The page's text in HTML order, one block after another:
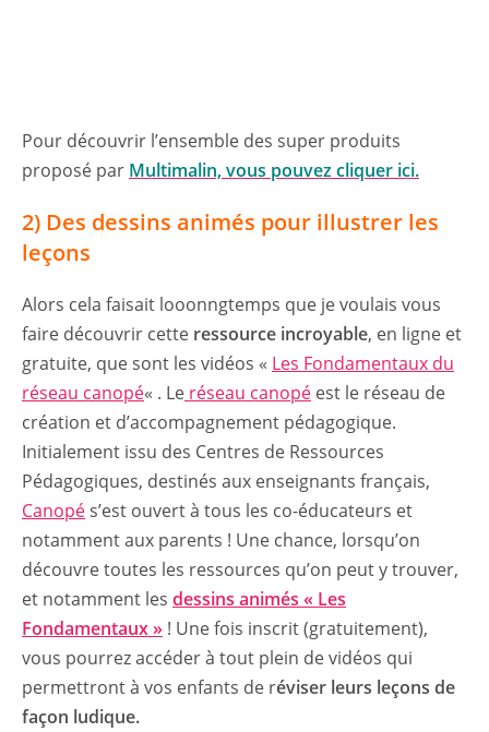
Pour découvrir l’ensemble des super produits
proposé par Multimalin, vous pouvez cliquer ici.
2) Des dessins animés pour illustrer les
leçons
Alors cela faisait looonngtemps que je voulais vous
faire découvrir cette ressource incroyable, en ligne et
gratuite, que sont les vidéos « Les Fondamentaux du
réseau canopé« . Le réseau canopé est le réseau de
création et d’accompagnement pédagogique.
Initialement issu des Centres de Ressources
Pédagogiques, destinés aux enseignants français,
Canopés’est ouvert à tous les co-éducateurs et
notamment aux parents ! Une chance, lorsqu’on
découvre toutes les ressources qu’on peut y trouver,
et notamment les dessins animés « Les
Fondamentaux » ! Une fois inscrit (gratuitement),
vous pourrez accéder à tout plein de vidéos qui
permettront à vos enfants de réviser leurs leçons de
façon ludique.